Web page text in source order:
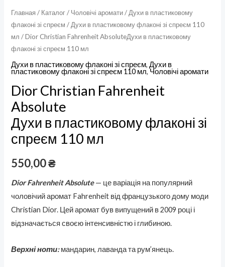
Главная / Каталог/ Чоловічі аромати/ Духи в пластиковому
флаконі зі спреєм / Духи в пластиковому флаконі зі спреєм 110
мл / Dior Christian Fahrenheit AbsoluteДухи в пластиковому
флаконі зі спреєм 110 мл
Духи в пластиковому флаконі зі спреєм,Духи в
пластиковому флаконі зі спреєм 110 мл,Чоловічі аромати
Dior Christian Fahrenheit
Absolute
Духи в пластиковому флаконі зі
спреєм 110 мл
550,00₴
Dior Fahrenheit Absolute— це варіація на популярний
чоловічий аромат Fahrenheit від французького дому моди
Christian Dior. Цей аромат був випущений в 2009 році і
відзначається своєю інтенсивністю і глибиною.
Верхні ноти:мандарин, лаванда та рум’янець.